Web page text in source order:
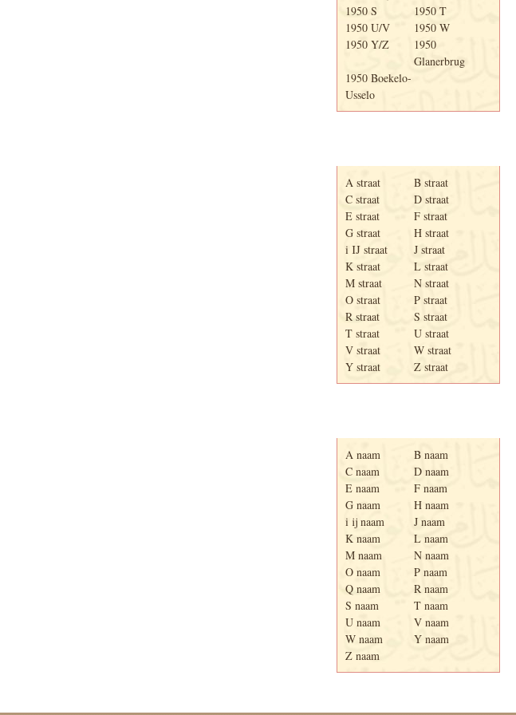
1950 S
1950 T
1950 U/V
1950 W
1950 Y/Z
1950
Glanerbrug
1950 Boekelo-
Usselo
A straat
B straat
C straat
D straat
E straat
F straat
G straat
H straat
i IJ straat
J straat
K straat
L straat
M straat
N straat
O straat
P straat
R straat
S straat
T straat
U straat
V straat
W straat
Y straat
Z straat
A naam
B naam
C naam
D naam
E naam
F naam
G naam
H naam
i ij naam
J naam
K naam
L naam
M naam
N naam
O naam
P naam
Q naam
R naam
S naam
T naam
U naam
V naam
W naam
Y naam
Z naam